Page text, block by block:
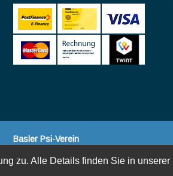
zu. Alle Details finden Sie in unserer
Basler Psi-Verein
Team